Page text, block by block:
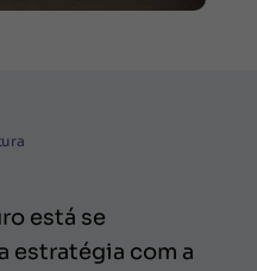
está se
estratégia com a